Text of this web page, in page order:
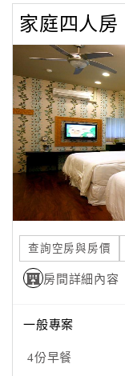
商
合
作
旅
伴
計
劃
商
品
宣
傳
家庭四人房
查詢空房與房價
房間詳細內容
一般專案
4份早餐